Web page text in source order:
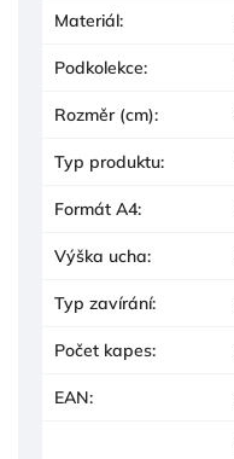
Materiál:
Podkolekce:
Rozměr (cm):
Typ produktu:
Formát A4:
Výška ucha:
Typ zavírání:
Počet kapes:
EAN: